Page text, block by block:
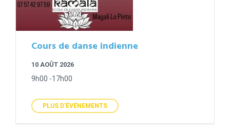
Cours de danse indienne
10 AOÛT 2026
9h00 -17h00
PLUS D'ÉVÉNEMENTS